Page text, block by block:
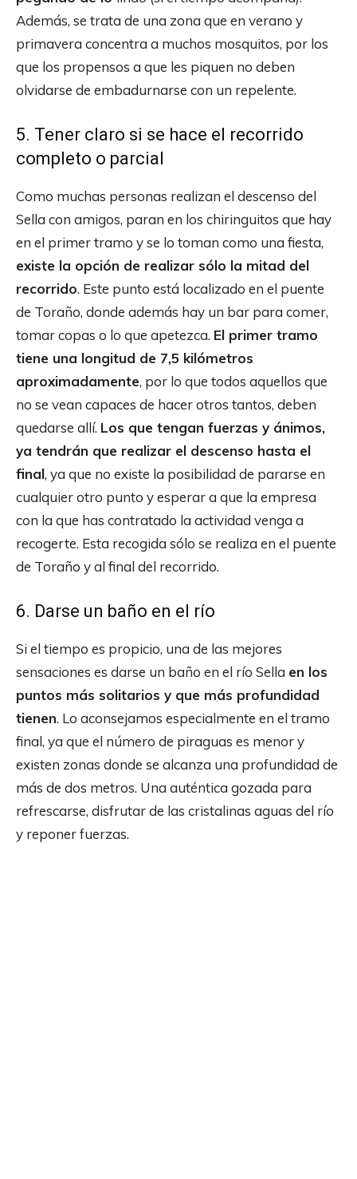
Además, se trata de una zona que en verano y
primavera concentra a muchos mosquitos, por los
que los propensos a que les piquen no deben
olvidarse de embadurnarse con un repelente.
5. Tener claro si se hace el recorrido
completo o parcial
Como muchas personas realizan el descenso del
Sella con amigos, paran en los chiringuitos que hay
en el primer tramo y se lo toman como una fiesta,
existe la opción de realizar sólo la mitad del
recorrido. Este punto está localizado en el puente
de Toraño, donde además hay un bar para comer,
tomar copas o lo que apetezca. El primer tramo
tiene una longitud de 7,5 kilómetros
aproximadamente, por lo que todos aquellos que
no se vean capaces de hacer otros tantos, deben
quedarse allí. Los que tengan fuerzas y ánimos,
ya tendrán que realizar el descenso hasta el
final, ya que no existe la posibilidad de pararse en
cualquier otro punto y esperar a que la empresa
con la que has contratado la actividad venga a
recogerte. Esta recogida sólo se realiza en el puente
de Toraño y al final del recorrido.
6. Darse un baño en el río
Si el tiempo es propicio, una de las mejores
sensaciones es darse un baño en el río Sella en los
puntos más solitarios y que más profundidad
tienen. Lo aconsejamos especialmente en el tramo
final, ya que el número de piraguas es menor y
existen zonas donde se alcanza una profundidad de
más de dos metros. Una auténtica gozada para
refrescarse, disfrutar de las cristalinas aguas del río
y reponer fuerzas.